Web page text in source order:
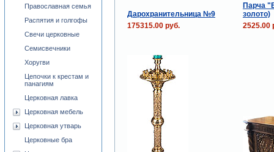
Дарохранительница №9
Парча
золото)
175315.00 руб.
2525.00
Православная семья
Распятия и голгофы
Свечи церковные
Семисвечники
Хоругви
Цепочки к крестам и
панагиям
Церковная лавка
Церковная мебель
Церковная утварь
Церковные бра